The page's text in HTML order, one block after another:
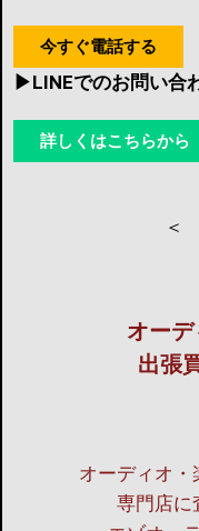
今すぐ電話する
▶︎LINEでのお問い合
詳しくはこちらから
＜
オー
出張
オーディオ・
専門店に